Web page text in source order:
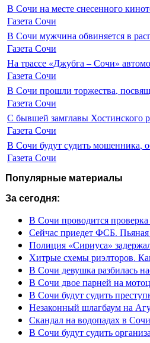
В Сочи на месте снесенного
Газета Сочи
В Сочи мужчина обвиняется в
Газета Сочи
На трассе «Джубга – Сочи»
Газета Сочи
В Сочи прошли торжества,
Газета Сочи
С бывшей замглавы Хостинского
Газета Сочи
В Сочи будут судить мошенника,
Газета Сочи
Популярные материалы
За сегодня:
В Сочи проводится
Сейчас приедет ФСБ.
Полиция «Сириуса»
Хитрые схемы риэлторов.
В Сочи девушка разбилась
В Сочи двое парней на
В Сочи будут судить
Незаконный шлагбаум на
Скандал на водопадах в
В Сочи будут судить